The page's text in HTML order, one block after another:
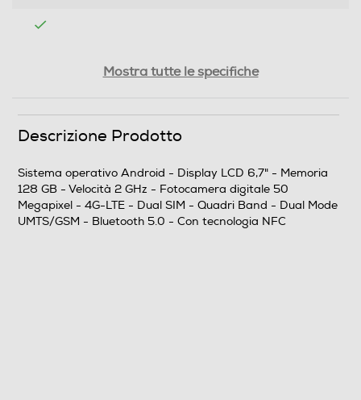
Dual SIM
Formato Slot SIM
Nano
Mostra tutte le specifiche
Descrizione Prodotto
Sistema operativo Android - Display LCD 6,7" - Memoria
128 GB - Velocità 2 GHz - Fotocamera digitale 50
Megapixel - 4G-LTE - Dual SIM - Quadri Band - Dual Mode
UMTS/GSM - Bluetooth 5.0 - Con tecnologia NFC